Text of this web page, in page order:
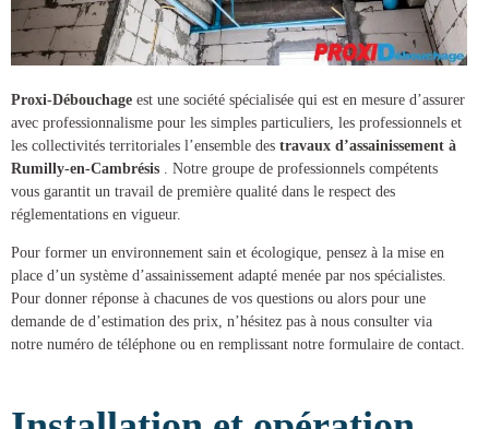
Proxi-Débouchage est une société spécialisée qui est en mesure d’assurer
avec professionnalisme pour les simples particuliers, les professionnels et
les collectivités territoriales l’ensemble des travaux d’assainissement à
Rumilly-en-Cambrésis
. Notre groupe de professionnels compétents
vous garantit un travail de première qualité dans le respect des
réglementations en vigueur.
Pour former un environnement sain et écologique, pensez à la mise en
place d’un système d’assainissement adapté menée par nos spécialistes.
Pour donner réponse à chacunes de vos questions ou alors pour une
demande de d’estimation des prix, n’hésitez pas à nous consulter via
notre numéro de téléphone ou en remplissant notre formulaire de contact.